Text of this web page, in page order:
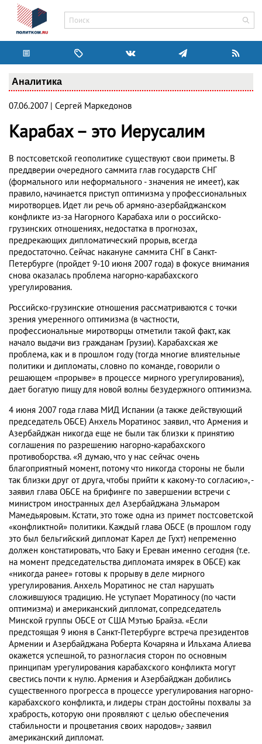
Аналитика
07.06.2007 | Сергей Маркедонов
Карабах – это Иерусалим
В постсоветской геополитике существуют свои приметы. В
преддверии очередного саммита глав государств СНГ
(формального или неформального - значения не имеет), как
правило, начинается приступ оптимизма у профессиональных
миротворцев. Идет ли речь об армяно-азербайджанском
конфликте из-за Нагорного Карабаха или о российско-
грузинских отношениях, недостатка в прогнозах,
предрекающих дипломатический прорыв, всегда
предостаточно. Сейчас накануне саммита СНГ в Санкт-
Петербурге (пройдет 9-10 июня 2007 года) в фокусе внимания
снова оказалась проблема нагорно-карабахского
урегулирования.
Российско-грузинские отношения рассматриваются с точки
зрения умеренного оптимизма (в частности,
профессиональные миротворцы отметили такой факт, как
начало выдачи виз гражданам Грузии). Карабахская же
проблема, как и в прошлом году (тогда многие влиятельные
политики и дипломаты, словно по команде, говорили о
решающем «прорыве» в процессе мирного урегулирования),
дает богатую пищу для новой волны безудержного оптимизма.
4 июня 2007 года глава МИД Испании (а также действующий
председатель ОБСЕ) Анхель Моратинос заявил, что Армения и
Азербайджан никогда еще не были так близки к принятию
соглашения по разрешению нагорно-карабахского
противоборства. «Я думаю, что у нас сейчас очень
благоприятный момент, потому что никогда стороны не были
так близки друг от друга, чтобы прийти к какому-то согласию», -
заявил глава ОБСЕ на брифинге по завершении встречи с
министром иностранных дел Азербайджана Эльмаром
Мамедьяровым. Кстати, это тоже одна из примет постсоветской
«конфликтной» политики. Каждый глава ОБСЕ (в прошлом году
это был бельгийский дипломат Карел де Гухт) непременно
должен констатировать, что Баку и Ереван именно сегодня (т.е.
на момент председательства дипломата имярек в ОБСЕ) как
«никогда ранее» готовы к прорыву в деле мирного
урегулирования. Анхель Моратинос не стал нарушать
сложившуюся традицию. Не уступает Моратиносу (по части
оптимизма) и американский дипломат, сопредседатель
Минской группы ОБСЕ от США Мэтью Брайза. «Если
предстоящая 9 июня в Санкт-Петербурге встреча президентов
Армении и Азербайджана Роберта Кочаряна и Ильхама Алиева
окажется успешной, то разногласия сторон по основным
принципам урегулирования карабахского конфликта могут
свестись почти к нулю. Армения и Азербайджан добились
существенного прогресса в процессе урегулирования нагорно-
карабахского конфликта, и лидеры стран достойны похвалы за
храбрость, которую они проявляют с целью обеспечения
стабильности и процветания своих народов»,- заявил
американский дипломат.